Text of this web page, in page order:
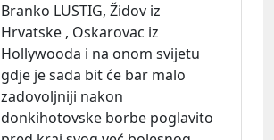
Branko LUSTIG, Židov iz
Hrvatske , Oskarovac iz
Hollywooda i na onom svijetu
gdje je sada bit će bar malo
zadovoljniji nakon
donkihotovske borbe poglavito